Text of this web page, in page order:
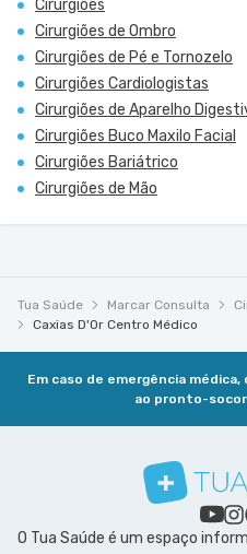
Cirurgiões
Cirurgiões de Ombro
Cirurgiões de Pé e Tornozelo
Cirurgiões Cardiologistas
Cirurgiões de Aparelho
Cirurgiões Buco Maxilo Facial
Cirurgiões Bariátrico
Cirurgiões de Mão
Tua Saúde Marcar Consulta
Caxias D'Or Centro Médico
Em caso de emergência
ao pronto-
O Tua Saúde é um espaço